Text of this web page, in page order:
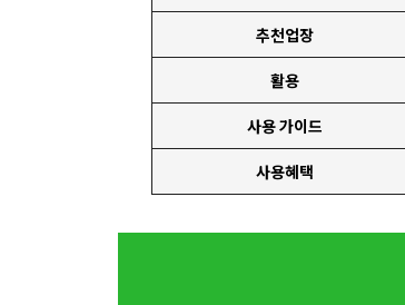
추천업장
활용
사용 가이드
사용혜택